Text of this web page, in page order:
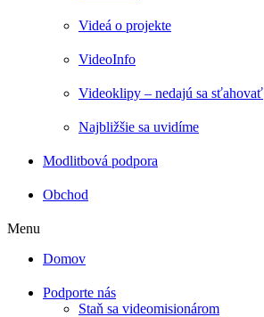
Videá o projekte
VideoInfo
Videoklipy – nedajú sa sťahovať
Najbližšie sa uvidíme
Modlitbová podpora
Obchod
Menu
Domov
Podporte nás
Staň sa videomisionárom